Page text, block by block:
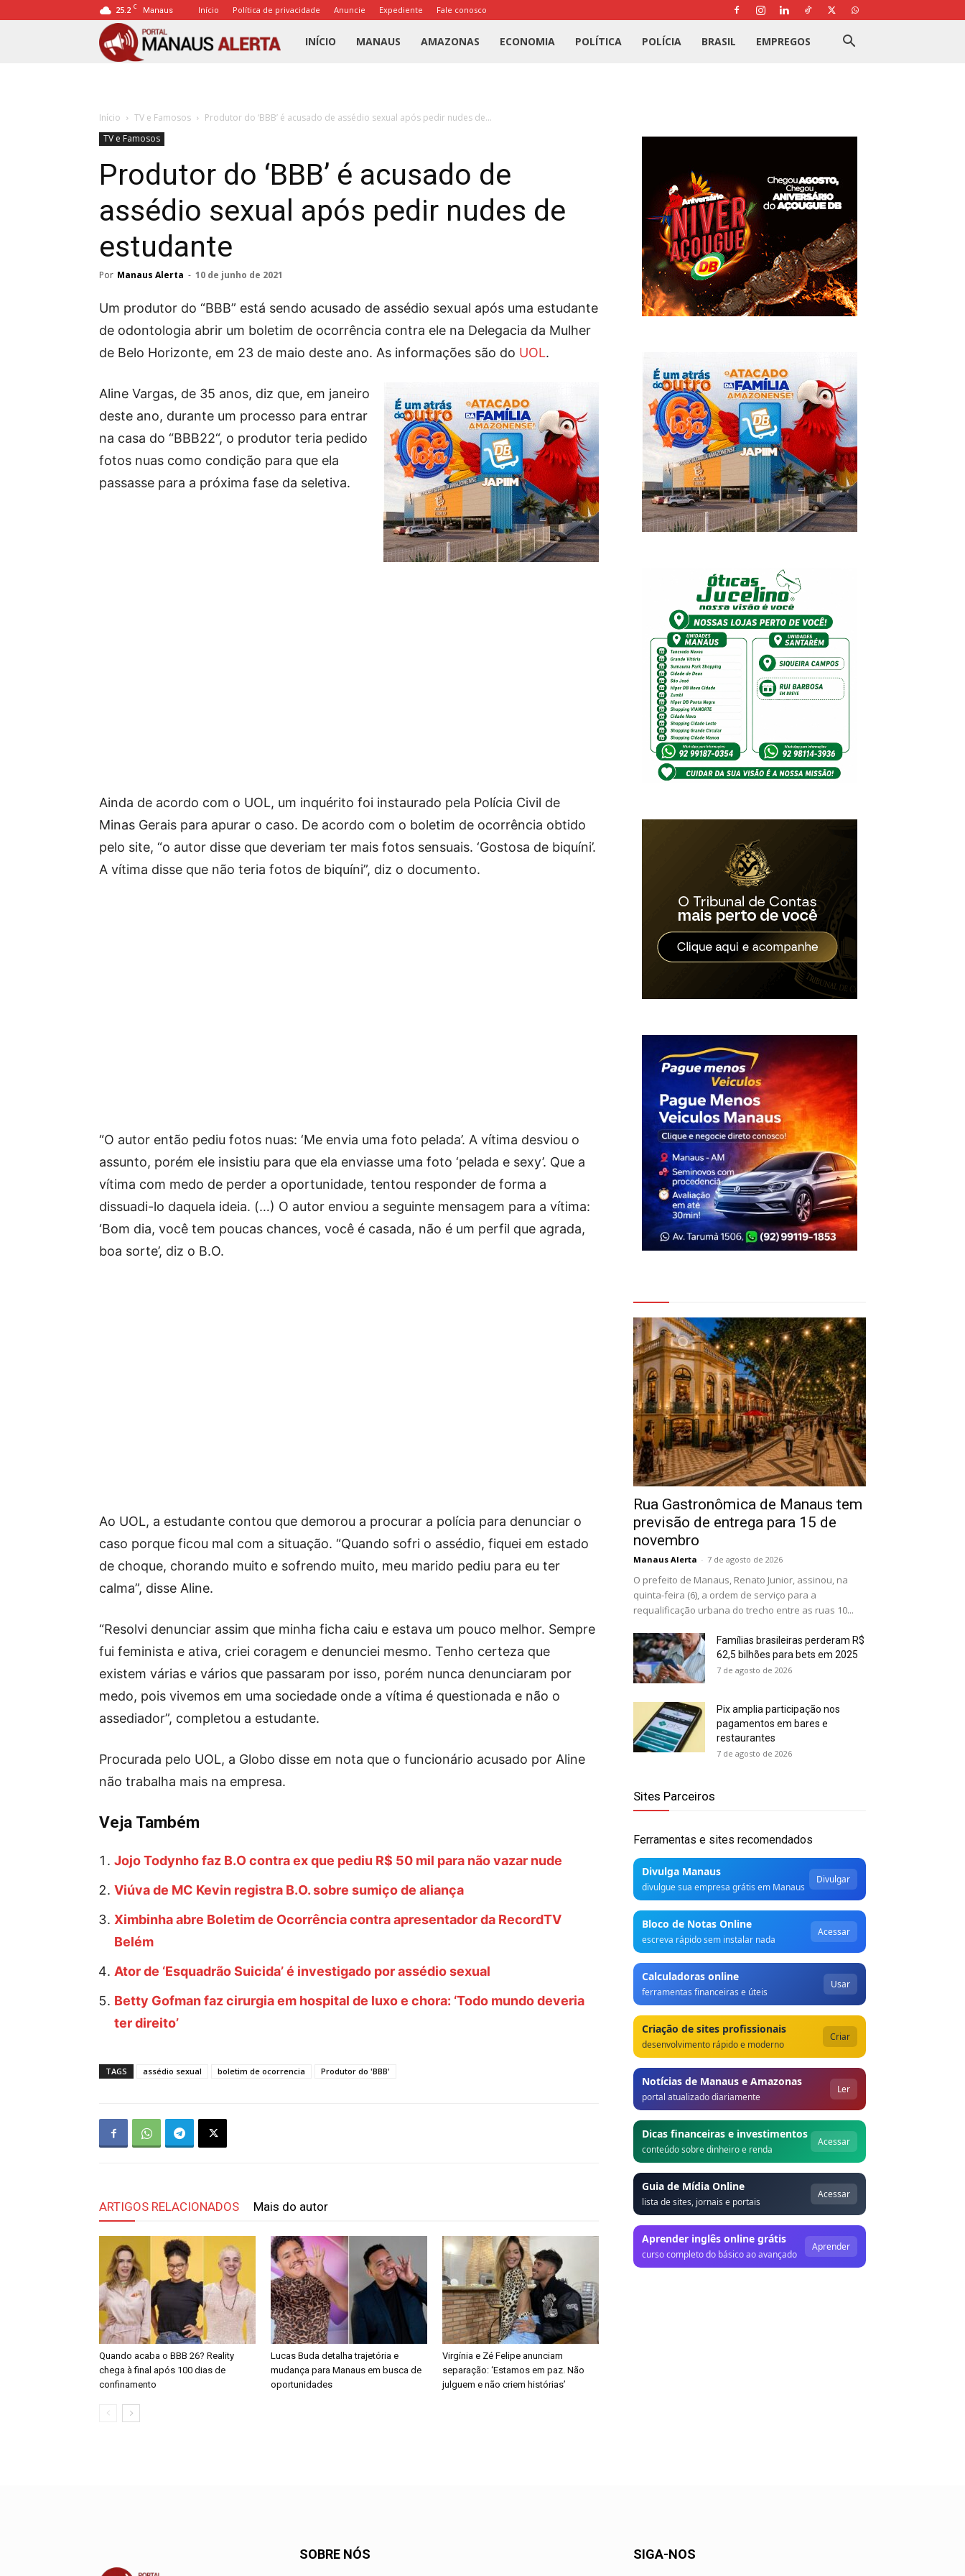
25.2 C Manaus Início Política de privacidade Anuncie Expediente Fale conosco
Portal
INÍCIO MANAUS AMAZONAS ECONOMIA POLÍTICA POLÍCIA BRASIL EMPREGOS
Início TV e Famosos
Produtor do ‘BBB’ é acusado de assédio sexual após pedir nudes de...
TV e Famosos
Produtor do ‘BBB’ é acusado de
assédio sexual após pedir nudes de
estudante
Por Manaus Alerta - 10 de junho de 2021
Um produtor do “BBB” está sendo acusado de assédio sexual após uma estudante
de odontologia abrir um boletim de ocorrência contra ele na Delegacia da Mulher
de Belo Horizonte, em 23 de maio deste ano. As informações são do UOL.
Aline Vargas, de 35 anos, diz que, em janeiro
deste ano, durante um processo para entrar
na casa do “BBB22“, o produtor teria pedido
fotos nuas como condição para que ela
passasse para a próxima fase da seletiva.
Ainda de acordo com o UOL, um inquérito foi instaurado pela Polícia Civil de
Minas Gerais para apurar o caso. De acordo com o boletim de ocorrência obtido
pelo site, “o autor disse que deveriam ter mais fotos sensuais. ‘Gostosa de biquíni’.
A vítima disse que não teria fotos de biquíni”, diz o documento.
“O autor então pediu fotos nuas: ‘Me envia uma foto pelada’. A vítima desviou o
assunto, porém ele insistiu para que ela enviasse uma foto ‘pelada e sexy’. Que a
vítima com medo de perder a oportunidade, tentou responder de forma a
dissuadi-lo daquela ideia. (…) O autor enviou a seguinte mensagem para a vítima:
‘Bom dia, você tem poucas chances, você é casada, não é um perfil que agrada,
boa sorte’, diz o B.O.
Ao UOL, a estudante contou que demorou a procurar a polícia para denunciar o
caso porque ficou mal com a situação. “Quando sofri o assédio, fiquei em estado
de choque, chorando muito e sofrendo muito, meu marido pediu para eu ter
calma”, disse Aline.
“Resolvi denunciar assim que minha ficha caiu e estava um pouco melhor. Sempre
fui feminista e ativa, criei coragem e denunciei mesmo. Tenho certeza que
existem várias e vários que passaram por isso, porém nunca denunciaram por
medo, pois vivemos em uma sociedade onde a vítima é questionada e não o
assediador”, completou a estudante.
Procurada pelo UOL, a Globo disse em nota que o funcionário acusado por Aline
não trabalha mais na empresa.
Veja Também
Jojo Todynho faz B.O contra ex que pediu R$ 50 mil para não vazar nude
Viúva de MC Kevin registra B.O. sobre sumiço de aliança
Ximbinha abre Boletim de Ocorrência contra apresentador da RecordTV
Belém
Ator de ‘Esquadrão Suicida’ é investigado por assédio sexual
Betty Gofman faz cirurgia em hospital de luxo e chora: ‘Todo mundo deveria
ter direito’
TAGS assédio sexual boletim de ocorrencia Produtor do 'BBB'
ARTIGOS RELACIONADOS Mais do autor
Quando acaba o BBB 26? Reality
chega à final após 100 dias de
confinamento
Lucas Buda detalha trajetória e
mudança para Manaus em busca de
oportunidades
Virgínia e Zé Felipe anunciam
separação: ‘Estamos em paz. Não
julguem e não criem histórias’
Rua Gastronômica de Manaus tem
previsão de entrega para 15 de
novembro
Manaus Alerta - 7 de agosto de 2026
O prefeito de Manaus, Renato Junior, assinou, na
quinta-feira (6), a ordem de serviço para a
requalificação urbana do trecho entre as ruas 10...
Famílias brasileiras perderam R$
62,5 bilhões para bets em 2025
7 de agosto de 2026
Pix amplia participação nos
pagamentos em bares e
restaurantes
7 de agosto de 2026
Sites Parceiros
Ferramentas e sites recomendados
Divulga Manaus
divulgue sua empresa grátis em Manaus
Divulgar
Bloco de Notas Online
escreva rápido sem instalar nada
Acessar
Calculadoras online
ferramentas financeiras e úteis
Usar
Criação de sites profissionais
desenvolvimento rápido e moderno
Criar
Notícias de Manaus e Amazonas
portal atualizado diariamente
Ler
Dicas financeiras e investimentos
conteúdo sobre dinheiro e renda
Acessar
Guia de Mídia Online
lista de sites, jornais e portais
Acessar
Aprender inglês online grátis
curso completo do básico ao avançado
Aprender
SOBRE NÓS SIGA-NOS